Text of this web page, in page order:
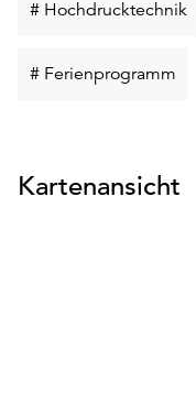
# Hochdrucktechnik
# Ferienprogramm
Kartenansicht